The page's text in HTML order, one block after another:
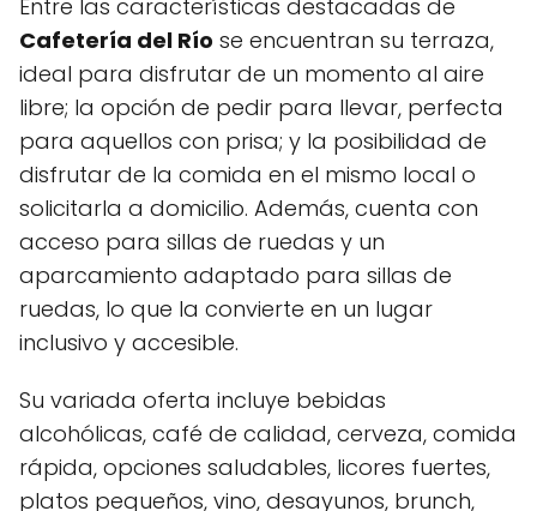
Entre las características destacadas de
Cafetería del Río se encuentran su terraza,
ideal para disfrutar de un momento al aire
libre; la opción de pedir para llevar, perfecta
para aquellos con prisa; y la posibilidad de
disfrutar de la comida en el mismo local o
solicitarla a domicilio. Además, cuenta con
acceso para sillas de ruedas y un
aparcamiento adaptado para sillas de
ruedas, lo que la convierte en un lugar
inclusivo y accesible.
Su variada oferta incluye bebidas
alcohólicas, café de calidad, cerveza, comida
rápida, opciones saludables, licores fuertes,
platos pequeños, vino, desayunos, brunch,